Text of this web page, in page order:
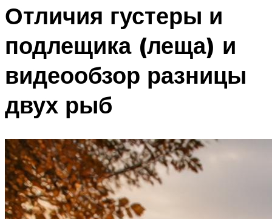
Отличия густеры и
подлещика (леща) и
видеообзор разницы
двух рыб